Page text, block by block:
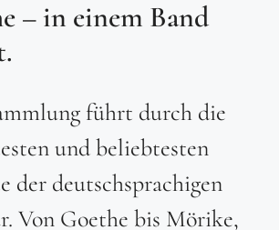
– in einem Band
führt durch die
und beliebtesten
der deutschsprachigen
Von Goethe bis Mörike,